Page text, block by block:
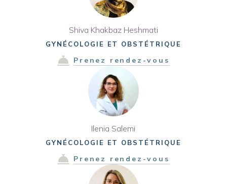
Shiva Khakbaz Heshmati
GYNÉCOLOGIE ET OBSTÉTRIQUE
Prenez rendez-vous
Ilenia Salemi
GYNÉCOLOGIE ET OBSTÉTRIQUE
Prenez rendez-vous